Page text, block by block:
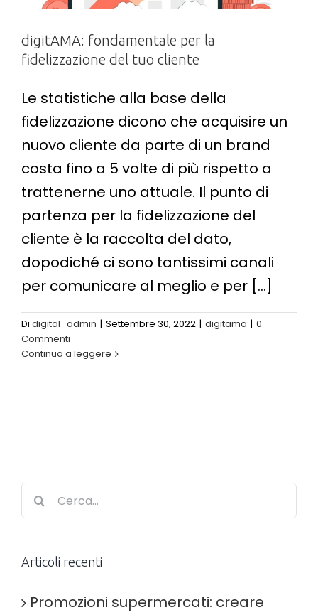
digitAMA: fondamentale per la
fidelizzazione del tuo cliente
Le statistiche alla base della
fidelizzazione dicono che acquisire un
nuovo cliente da parte di un brand
costa fino a 5 volte di più rispetto a
trattenerne uno attuale. Il punto di
partenza per la fidelizzazione del
cliente è la raccolta del dato,
dopodiché ci sono tantissimi canali
per comunicare al meglio e per [...]
Di digital_admin | Settembre 30, 2022 | digitama | 0
Commenti
Continua a leggere
Cerca
per:
Articoli recenti
Promozioni supermercati: creare